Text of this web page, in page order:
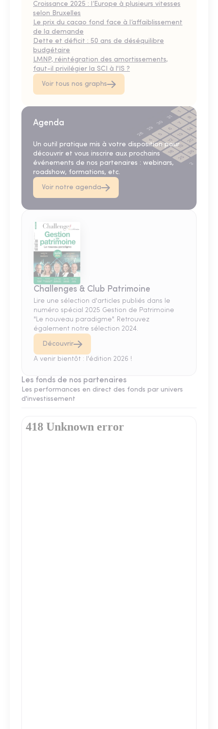
Croissance 2025 : l’Europe à plusieurs vitesses
selon Bruxelles
Le prix du cacao fond face à l’affaiblissement
de la demande
Dette et déficit : 50 ans de déséquilibre
budgétaire
LMNP, réintégration des amortissements,
faut-il privilégier la SCI à l'IS ?
Voir tous nos graphs
Agenda
Un outil pratique mis à votre disposition pour
découvrir et vous inscrire aux prochains
événements de nos partenaires : webinars,
roadshow, formations, etc.
Voir notre agenda
Challenges & Club Patrimoine
Lire une sélection d'articles publiés dans le
numéro spécial 2025 Gestion de Patrimoine
"Le nouveau paradigme". Retrouvez
également notre sélection 2024.
Découvrir
A venir bientôt : l'édition 2026 !
Les fonds de nos partenaires
Les performances en direct des fonds par univers
d'investissement